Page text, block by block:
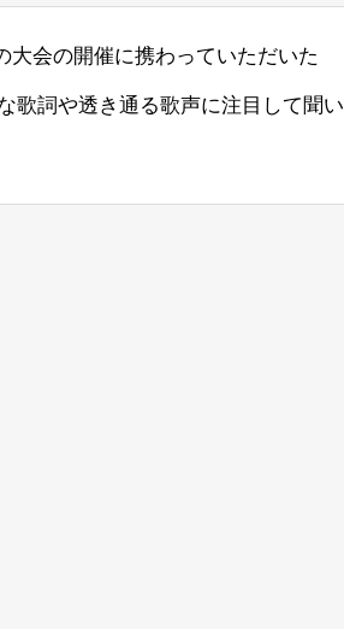
大会の開催に携わっていただいた
歌詞や透き通る歌声に注目して聞い